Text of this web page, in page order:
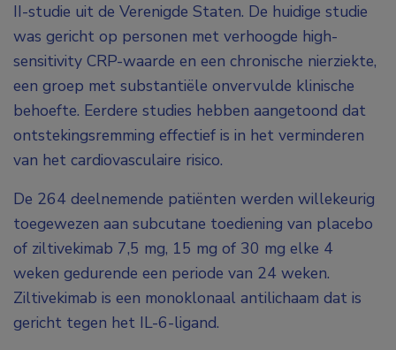
II-studie uit de Verenigde Staten. De huidige studie
was gericht op personen met verhoogde high-
sensitivity CRP-waarde en een chronische nierziekte,
een groep met substantiële onvervulde klinische
behoefte. Eerdere studies hebben aangetoond dat
ontstekingsremming effectief is in het verminderen
van het cardiovasculaire risico.
De 264 deelnemende patiënten werden willekeurig
toegewezen aan subcutane toediening van placebo
of ziltivekimab 7,5 mg, 15 mg of 30 mg elke 4
weken gedurende een periode van 24 weken.
Ziltivekimab is een monoklonaal antilichaam dat is
gericht tegen het IL-6-ligand.